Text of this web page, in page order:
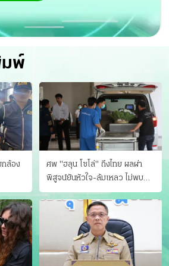
มพ์
กล้อง
ศพ "ฮลุน โซโล่" ถึงไทย ผลผ่า
พิสูจน์ยันหัวใจ-ล้มเหลว ไม่พบ
บาดแผล